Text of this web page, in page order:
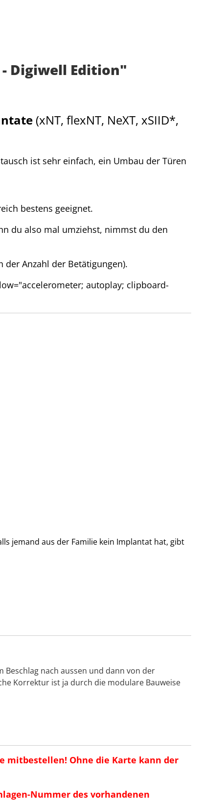
Digiwell Edition"
(xNT, flexNT, NeXT, xSIID*,
ist sehr einfach, ein Umbau der Türen
bestens geeignet.
du also mal umziehst, nimmst du den
der Anzahl der Betätigungen).
autoplay; clipboard-
jemand aus der Familie kein Implantat hat, gibt
nach aussen und dann von der
Korrektur ist ja durch die modulare Bauweise
mitbestellen! Ohne die Karte kann der
Nummer des vorhandenen